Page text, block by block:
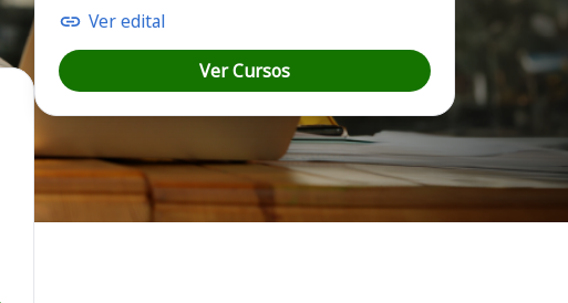
Ver edital
Ver Cursos